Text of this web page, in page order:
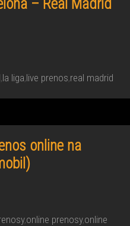
– Real Madrid
,la liga,live prenos,real madrid
online na
,online prenosy,online